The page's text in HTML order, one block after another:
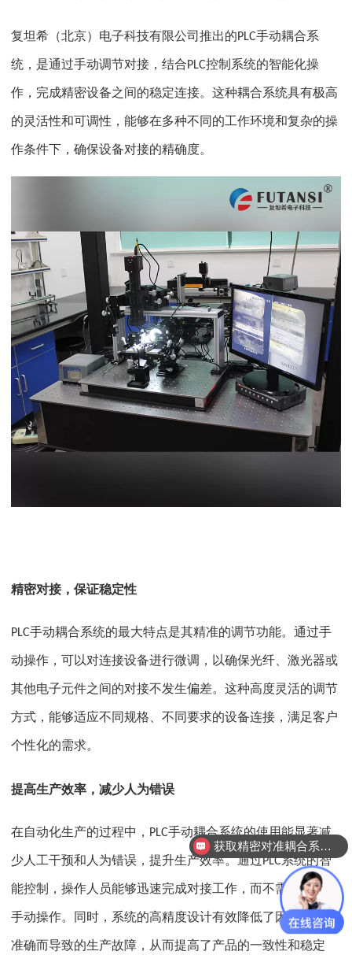
复坦希（北京）电子科技有限公司推出的PLC手动耦合系
统，是通过手动调节对接，结合PLC控制系统的智能化操
作，完成精密设备之间的稳定连接。这种耦合系统具有极高
的灵活性和可调性，能够在多种不同的工作环境和复杂的操
作条件下，确保设备对接的精确度。
精密对接，保证稳定性
PLC手动耦合系统的最大特点是其精准的调节功能。通过手
动操作，可以对连接设备进行微调，以确保光纤、激光器或
其他电子元件之间的对接不发生偏差。这种高度灵活的调节
方式，能够适应不同规格、不同要求的设备连接，满足客户
个性化的需求。
提高生产效率，减少人为错误
在自动化生产的过程中， PLC手动耦合系统的使用能显著减
少人工干预和人为错误，提升生产效率。通过PLC系统的智
能控制，操作人员能够迅速完成对接工作，而不需要过多的
手动操作。同时，系统的高精度设计有效降低了因为对接不
准确而导致的生产故障，从而提高了产品的一致性和稳定
获取精密对准耦合系统技术方案